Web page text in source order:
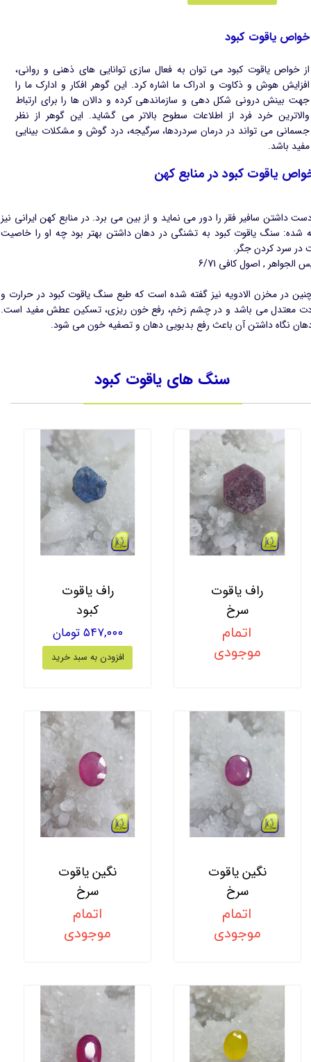
از خواص یاقوت کبود می توان به فعال سازی توانایی های ذهنی و روانی،
افزایش هوش و ذکاوت و ادراک ما اشاره کرد. این گوهر افکار و ادارک ما را
جهت بینش درونی شکل دهی و سازماندهی کرده و دالان ها را برای ارتباط
والاترین خرد فرد از اطلاعات سطوح بالاتر می گشاید. این گوهر از نظر
جسمانی می تواند در درمان سردردها، سرگیجه، درد گوش و مشکلات بینایی
مفید باشد.
خواص یاقوت کبود
یاقوت کبود در منابع کهن
داشتن سافیر فقر را دور می نماید و از بین می برد. در منابع کهن ایرانی نیز
شده: سنگ یاقوت کبود به تشنگی در دهان داشتن بهتر بود چه او را خاصیت
در سرد کردن جگر.
الجواهر , اصول کافی 6/71
در مخزن الادویه نیز گفته شده است که طبع سنگ یاقوت کبود در حرارت و
معتدل می باشد و در چشم زخم، رفع خون ریزی، تسکین عطش مفید است.
نگاه داشتن آن باعث رفع بدبویی دهان و تصفیه خون می شود.
سنگ های یاقوت کبود
راف یاقوت
سرخ
اتمام
موجودی
راف یاقوت
کبود
۵۴۷,۰۰۰ تومان
افزودن به سبد خرید
نگین یاقوت
سرخ
اتمام
موجودی
نگین یاقوت
سرخ
اتمام
موجودی